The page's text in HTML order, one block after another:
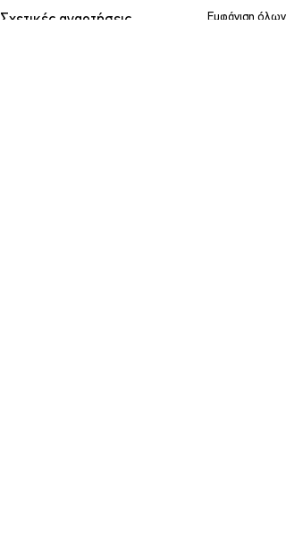
Σχετικές αναρτήσεις Εμφάνιση όλων